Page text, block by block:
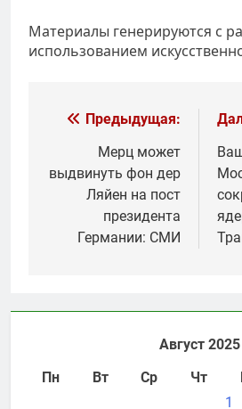
Материалы генерируются с
использованием
Навигация
записям
Предыдущая:
Мерц может
выдвинуть фон дер
Ляйен на пост
президента
Германии: СМИ
Август 2025
Пн
Вт Ср Чт
1